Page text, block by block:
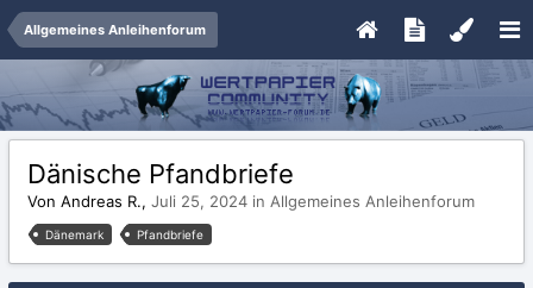
Allgemeines Anleihenforum
Dänische Pfandbriefe
Von Andreas R., Juli 25, 2024 in Allgemeines Anleihenforum
Dänemark Pfandbriefe